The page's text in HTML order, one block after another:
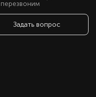
перезвоним
Задать вопрос